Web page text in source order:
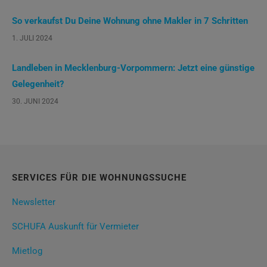
So verkaufst Du Deine Wohnung ohne Makler in 7 Schritten
1. JULI 2024
Landleben in Mecklenburg-Vorpommern: Jetzt eine günstige
Gelegenheit?
30. JUNI 2024
SERVICES FÜR DIE WOHNUNGSSUCHE
Newsletter
SCHUFA Auskunft für Vermieter
Mietlog